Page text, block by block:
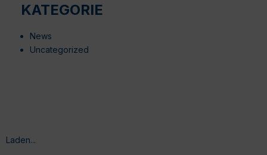
KATEGORIE
News
Uncategorized
Laden...